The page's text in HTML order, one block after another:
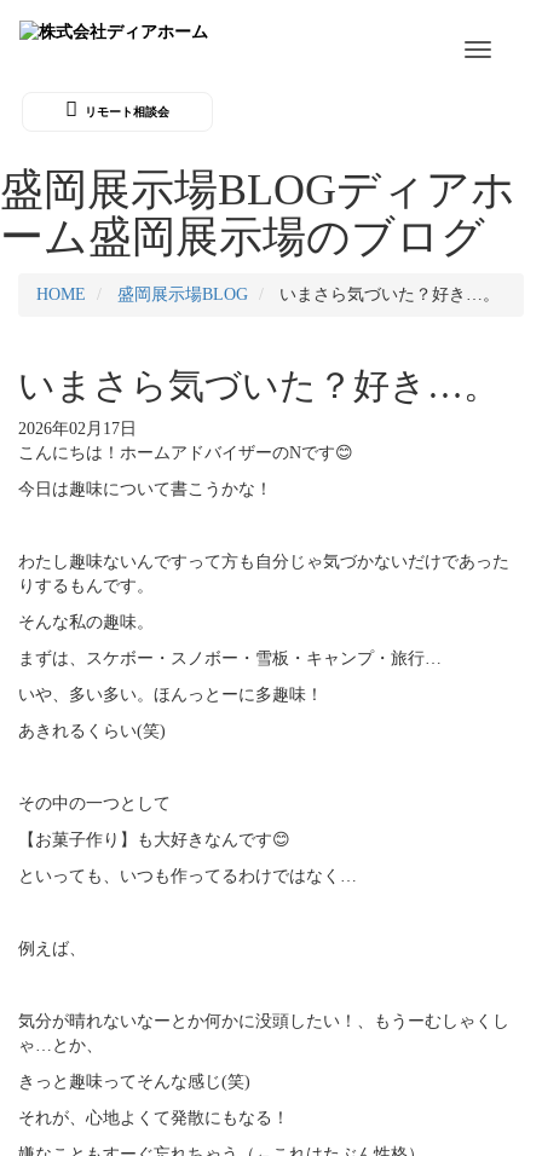
Toggle
リモート相談会
盛岡展示場BLOGディアホ
ーム盛岡展示場のブログ
HOME 盛岡展示場BLOG いまさら気づいた？好き…。
いまさら気づいた？好き…。
2026年02月17日
こんにちは！ホームアドバイザーのNです😊
今日は趣味について書こうかな！
わたし趣味ないんですって方も自分じゃ気づかないだけであった
りするもんです。
そんな私の趣味。
まずは、スケボー・スノボー・雪板・キャンプ・旅行…
いや、多い多い。ほんっとーに多趣味！
あきれるくらい(笑)
その中の一つとして
【お菓子作り】も大好きなんです😊
といっても、いつも作ってるわけではなく…
例えば、
気分が晴れないなーとか何かに没頭したい！、もうーむしゃくし
ゃ…とか、
きっと趣味ってそんな感じ(笑)
それが、心地よくて発散にもなる！